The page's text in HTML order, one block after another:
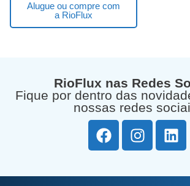
Alugue ou compre com
a RioFlux
RioFlux nas Redes
Fique por dentro das
nossas redes